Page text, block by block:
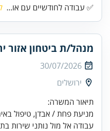
✅ עבודה לחודשיים עם או...
מנהל/ת ביטחון אזור
30/07/2026
ירושלים
עבודה אל מול נותני שירות